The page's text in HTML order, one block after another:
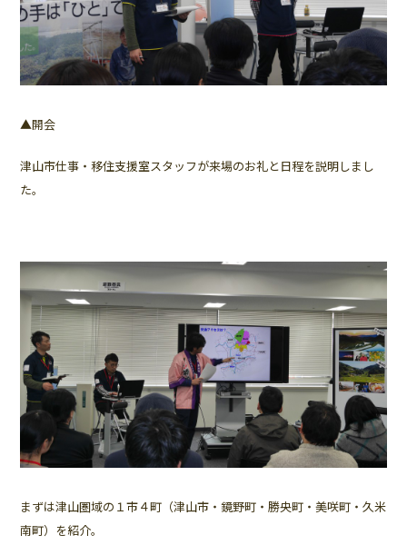
▲開会
津山市仕事・移住支援室スタッフが来場のお礼と日程を説明しまし
た。
まずは津山圏域の１市４町（津山市・鏡野町・勝央町・美咲町・久米
南町）を紹介。